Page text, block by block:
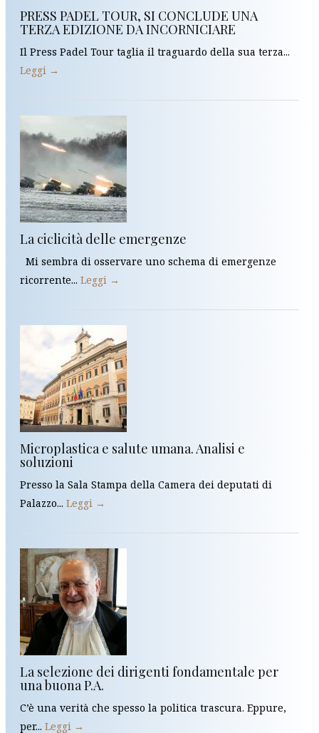
PRESS PADEL TOUR, SI CONCLUDE UNA
TERZA EDIZIONE DA INCORNICIARE
Il Press Padel Tour taglia il traguardo della sua terza...
Leggi →
La ciclicità delle emergenze
Mi sembra di osservare uno schema di emergenze
ricorrente... Leggi →
Microplastica e salute umana. Analisi e
soluzioni
Presso la Sala Stampa della Camera dei deputati di
Palazzo... Leggi →
La selezione dei dirigenti fondamentale per
una buona P.A.
C’è una verità che spesso la politica trascura. Eppure,
per... Leggi →